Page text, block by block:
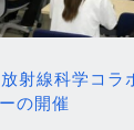
射線科学コラ
の開催